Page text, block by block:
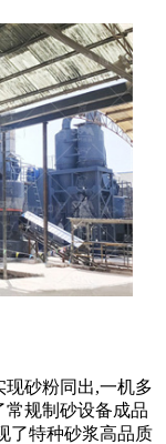
砂粉同出,一机多
常规制砂设备成品
了特种砂浆高品质